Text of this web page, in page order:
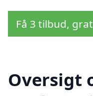
Få 3 tilbud,
Oversigt